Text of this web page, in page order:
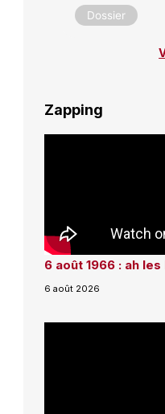
Dossier
Zapping
6 août 1966 : ah
6 août 2026